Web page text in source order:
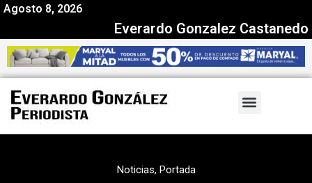
Agosto 8, 2026
Everardo Gonzalez Castanedo
Noticias, Portada